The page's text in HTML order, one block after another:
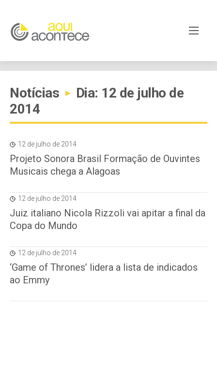
Notícias ▸
Dia: 12 de julho de
2014
12 de julho de 2014
Projeto Sonora Brasil Formação de Ouvintes
Musicais chega a Alagoas
12 de julho de 2014
Juiz italiano Nicola Rizzoli vai apitar a final da
Copa do Mundo
12 de julho de 2014
‘Game of Thrones’ lidera a lista de indicados
ao Emmy